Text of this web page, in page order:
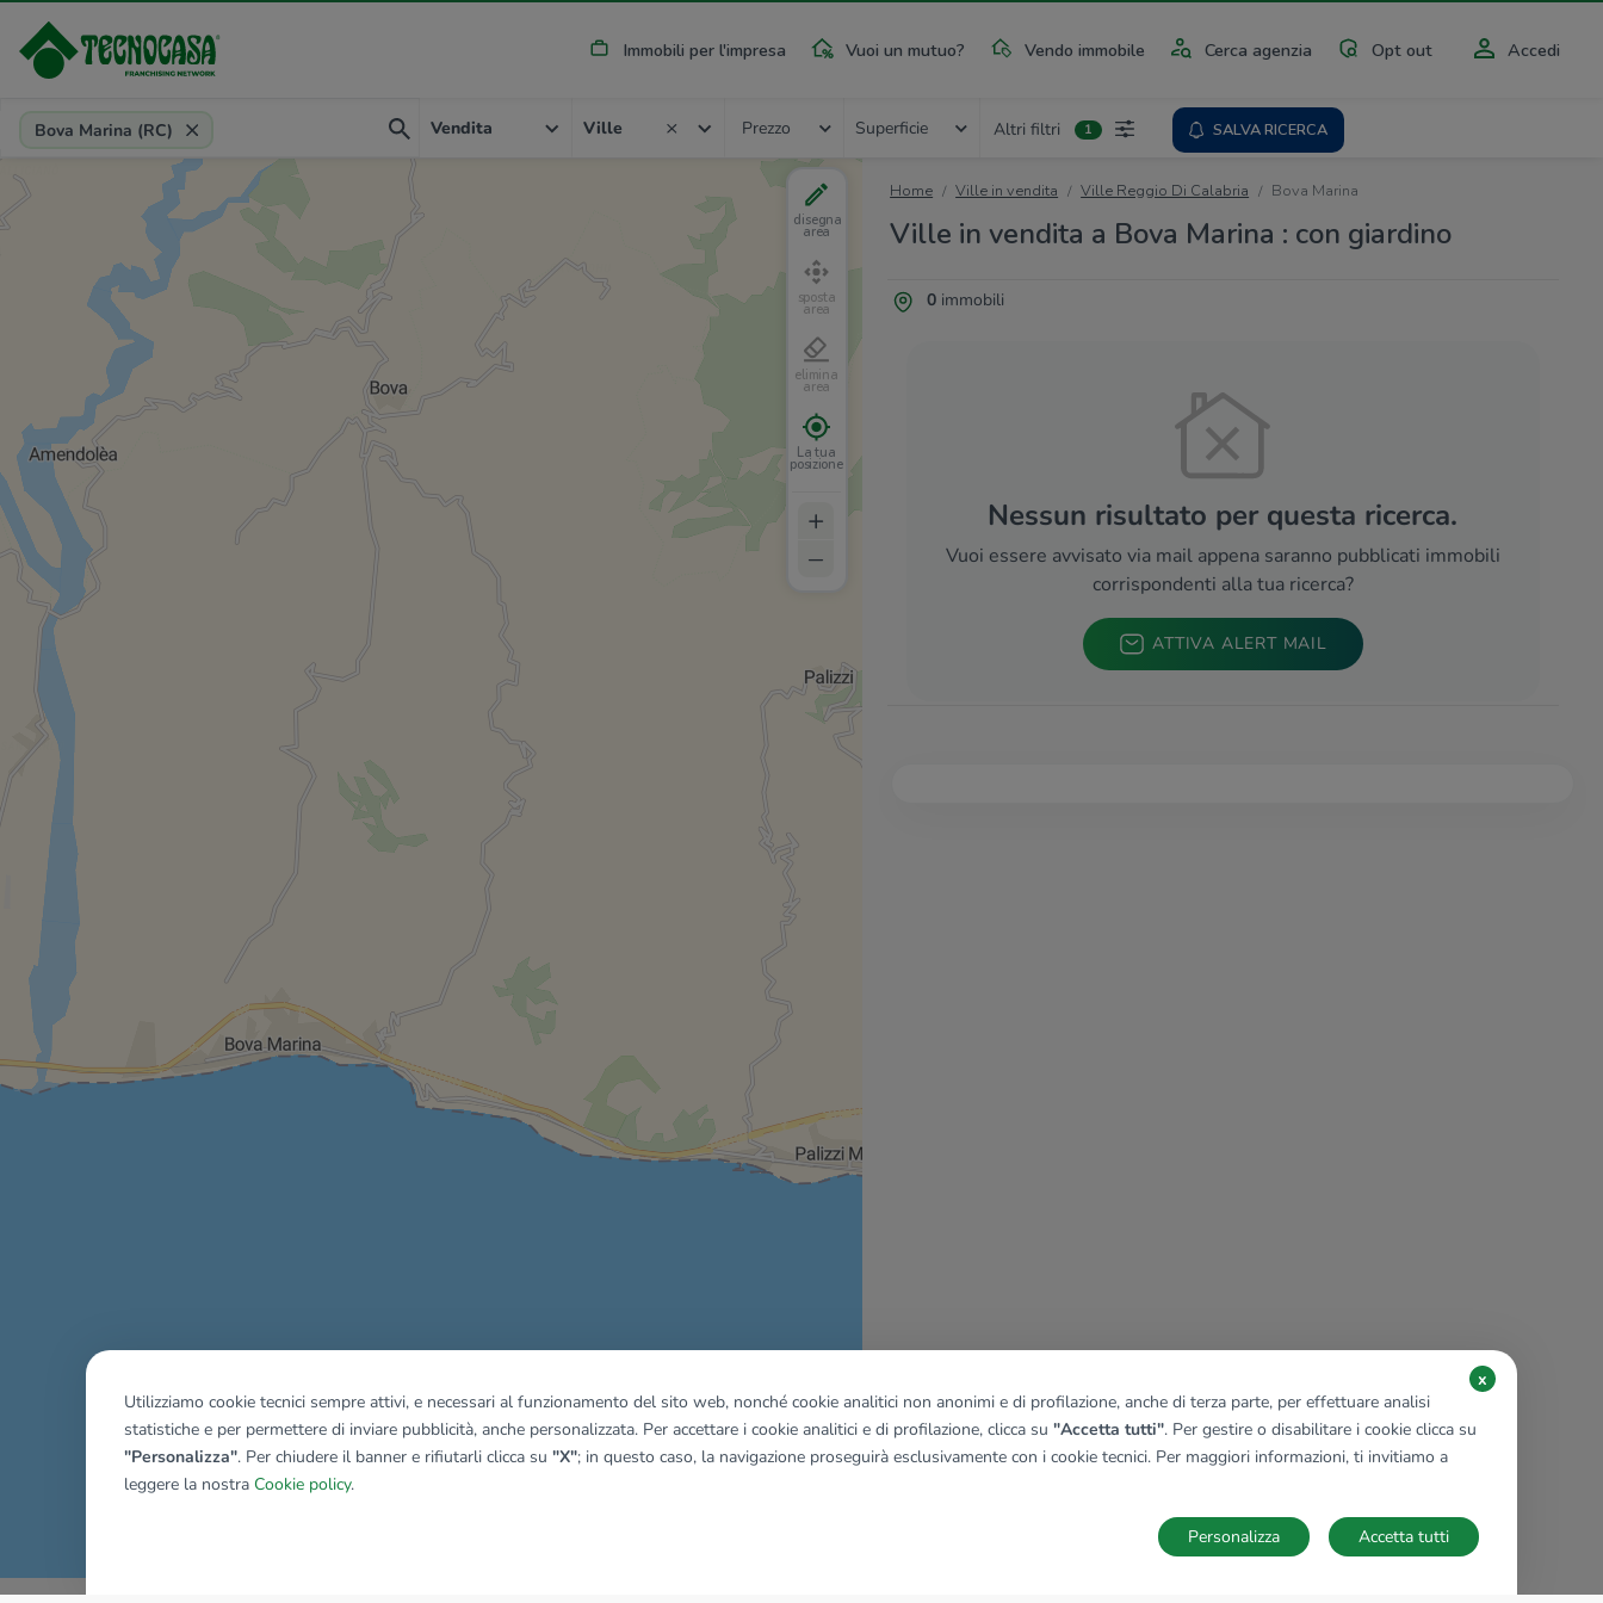
Immobili per l'impresa Vuoi un mutuo? Vendo immobile Cerca agenzia Opt out Accedi
Provincia, comune, zona, riferimento
Bova Marina (RC) Vendita Ville Prezzo Superficie Altri filtri 1 SALVA RICERCA
Home Ville in vendita Ville Reggio Di Calabria Bova Marina
Ville in vendita a Bova Marina : con giardino
0immobili
Nessun risultato per questa ricerca.
Vuoi essere avvisato via mail appena saranno pubblicati immobili
corrispondenti alla tua ricerca?
ATTIVA ALERT MAIL
disegna
area
sposta
area
elimina
area
La tua
posizione
+
–
Mostra tutti gli immobili del riquadro
Utilizziamo cookie tecnici sempre attivi, e necessari al funzionamento del sito web, nonché cookie analitici non anonimi e di profilazione, anche di terza parte, per effettuare analisi
statistiche e per permettere di inviare pubblicità, anche personalizzata. Per accettare i cookie analitici e di profilazione, clicca su "Accetta tutti". Per gestire o disabilitare i cookie clicca su
"Personalizza". Per chiudere il banner e rifiutarli clicca su "X"; in questo caso, la navigazione proseguirà esclusivamente con i cookie tecnici. Per maggiori informazioni, ti invitiamo a
leggere la nostra Cookie policy.
x
Accetta tutti
Personalizza